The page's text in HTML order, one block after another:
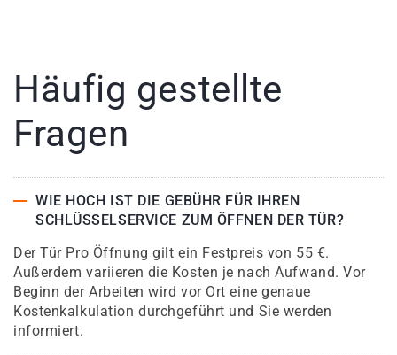
Häufig gestellte
Fragen
WIE HOCH IST DIE GEBÜHR FÜR IHREN
SCHLÜSSELSERVICE ZUM ÖFFNEN DER TÜR?
Der Tür Pro Öffnung gilt ein Festpreis von 55 €.
Außerdem variieren die Kosten je nach Aufwand. Vor
Beginn der Arbeiten wird vor Ort eine genaue
Kostenkalkulation durchgeführt und Sie werden
informiert.